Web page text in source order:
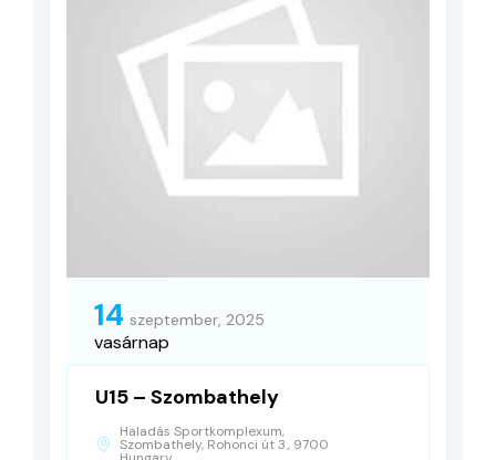
14 szeptember, 2025
vasárnap
U15 – Szombathely
Haladás Sportkomplexum,
Szombathely, Rohonci út 3., 9700